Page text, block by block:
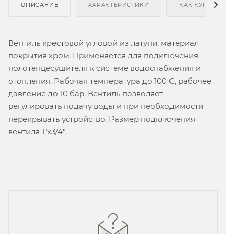
ОПИСАНИЕ ХАРАКТЕРИСТИКИ КАК КУПИТЬ
Вентиль крестовой угловой из латуни, материал
покрытия хром. Применяется для подключения
полотенцесушителя к системе водоснабжения и
отопления. Рабочая температура до 100 С, рабочее
давление до 10 бар. Вентиль позволяет
регулировать подачу воды и при необходимости
перекрывать устройство. Размер подключения
вентиля 1"х3/4".